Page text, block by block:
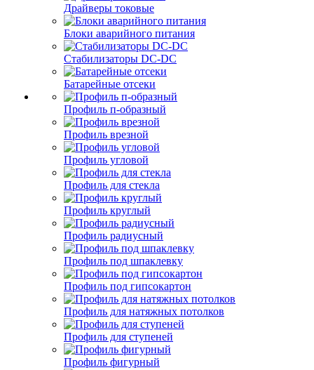
Драйверы токовые
Блоки аварийного питания
Стабилизаторы DC-DC
Батарейные отсеки
Профиль п-образный
Профиль врезной
Профиль угловой
Профиль для стекла
Профиль круглый
Профиль радиусный
Профиль под шпаклевку
Профиль под гипсокартон
Профиль для натяжных потолков
Профиль для ступеней
Профиль фигурный